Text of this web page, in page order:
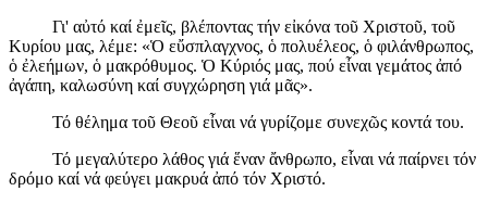
Γι' αὐτό καί ἐμεῖς, βλέποντας τήν εἰκόνα τοῦ Χριστοῦ, τοῦ
Κυρίου μας, λέμε: «Ὁ εὔσπλαγχνος, ὁ πολυέλεος, ὁ φιλάνθρωπος,
ὁ ἐλεήμων, ὁ μακρόθυμος. Ὁ Κύριός μας, πού εἶναι γεμάτος ἀπό
ἀγάπη, καλωσύνη καί συγχώρηση γιά μᾶς».
Τό θέλημα τοῦ Θεοῦ εἶναι νά γυρίζομε συνεχῶς κοντά του.
Τό μεγαλύτερο λάθος γιά ἕναν ἄνθρωπο, εἶναι νά παίρνει τόν
δρόμο καί νά φεύγει μακρυά ἀπό τόν Χριστό.